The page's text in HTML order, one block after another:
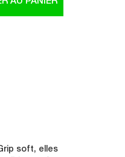
soft, elles